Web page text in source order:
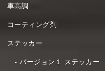
車高調
コーティング剤
ステッカー
バージョン１ ステッカー